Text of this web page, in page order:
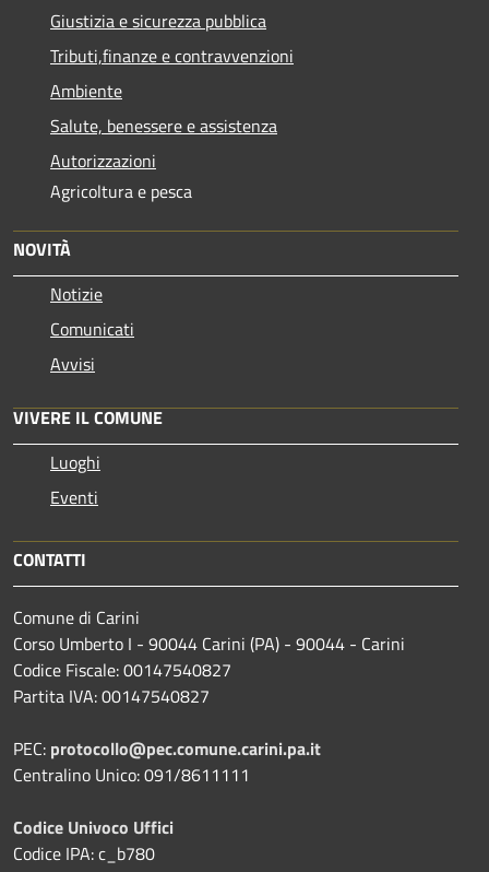
Giustizia e sicurezza pubblica
Tributi,finanze e contravvenzioni
Ambiente
Salute, benessere e assistenza
Autorizzazioni
Agricoltura e pesca
NOVITÀ
Notizie
Comunicati
Avvisi
VIVERE IL COMUNE
Luoghi
Eventi
CONTATTI
Comune di Carini
Corso Umberto I - 90044 Carini (PA) - 90044 - Carini
Codice Fiscale: 00147540827
Partita IVA: 00147540827
PEC: protocollo@pec.comune.carini.pa.it
Centralino Unico: 091/8611111
Codice Univoco Uffici
Codice IPA: c_b780